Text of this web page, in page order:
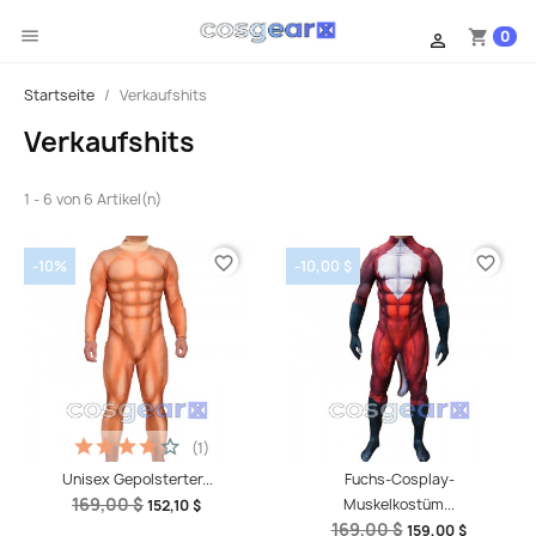
 shopping_cart 0

Startseite Verkaufshits
Verkaufshits
1 - 6 von 6 Artikel(n)
Unisex Gepolsterter...
169,00 $152,10 $
(1)
-10% favorite_border
Fuchs-Cosplay-
Muskelkostüm...
169,00 $ 159,00 $
-10,00 $ favorite_border